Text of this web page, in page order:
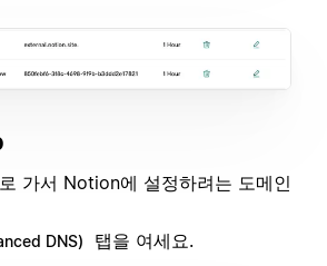
가서 Notion에 설정하려는 도메인
DNS) 탭을 여세요.